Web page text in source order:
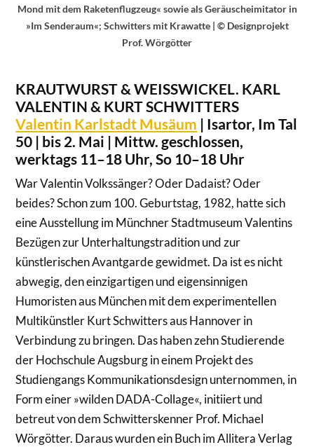
Mond mit dem Raketenflugzeug« sowie als Geräuscheimitator in
»Im Senderaum«; Schwitters mit Krawatte | © Designprojekt
Prof. Wörgötter
KRAUTWURST & WEISSWICKEL. KARL
VALENTIN & KURT SCHWITTERS
Valentin Karlstadt Musäum | Isartor, Im Tal
50 | bis 2. Mai | Mittw. geschlossen,
werktags 11–18 Uhr, So 10–18 Uhr
War Valentin Volkssänger? Oder Dadaist? Oder
beides? Schon zum 100. Geburtstag, 1982, hatte sich
eine Ausstellung im Münchner Stadtmuseum Valentins
Bezügen zur Unterhaltungstradition und zur
künstlerischen Avantgarde gewidmet. Da ist es nicht
abwegig, den einzigartigen und eigensinnigen
Humoristen aus München mit dem experimentellen
Multikünstler Kurt Schwitters aus Hannover in
Verbindung zu bringen. Das haben zehn Studierende
der Hochschule Augsburg in einem Projekt des
Studiengangs Kommunikationsdesign unternommen, in
Form einer »wilden DADA-Collage«, initiiert und
betreut von dem Schwitterskenner Prof. Michael
Wörgötter. Daraus wurden ein Buch im Allitera Verlag